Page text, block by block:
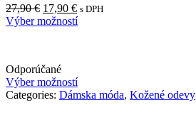
27,90€ Pôvodná
cena
17,90 €Aktuálna
cena
s DPH
Výber možností
Odporúčané
Výber možností
Categories: Dámska móda, Kožené odevy